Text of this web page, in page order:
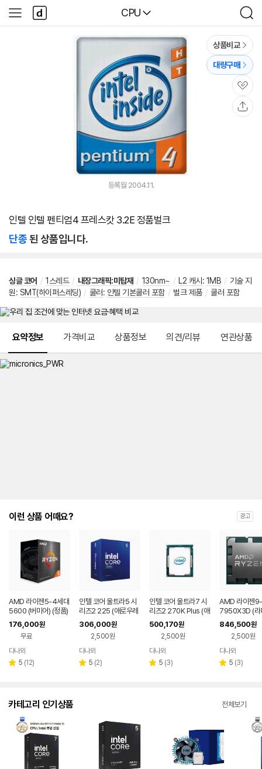
다나와
CPU
검
색
사
이
다
나
와
상품비교
대량구매
관
심
등록월 2004.11.
인텔 인텔 펜티엄4 프레스캇 3.2E 정품벌크
단종된 상품입니다.
싱글 코어 / 1스레드 / 내장그래픽:미탑재 / 130nm~ / L2 캐시 : 1MB / 기술 지
원: SMT(하이퍼스레딩) / 쿨러: 인텔 기본쿨러 포함 / 벌크 제품 / 쿨러 포함
요약정보 가격비교 상품정보 의견/리뷰 연관상품
이런 상품 어때요? 광고
AMD 라이젠5-4세대
5600 (버미어) (정품)
176,000원
무료
페이
다나와
별 5 리
(12)
인텔 코어 울트라5 시
리즈2 225 (애로우레
이크) (정품)
306,000원
2,500원
페이
다나와
별 5 리
(2)
인텔 코어 울트라7 시
리즈2 270K Plus (애
로우레이크 리프레시)
(벌크)
500,170원
2,500원
페이
다나와
별 5 리
(3)
AMD 라이젠
7950X3D (라
(멀티팩(정품))
846,500원
2,500원
페이
다나와
별 5 리
(3)
카테고리 인기상품 전체보기